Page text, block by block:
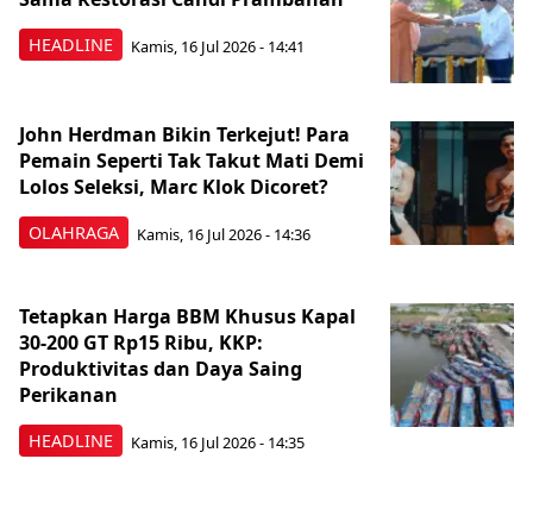
HEADLINE Kamis, 16 Jul 2026 - 14:41
OLAHRAGA
John Herdman Bikin Terkejut! Para
Pemain Seperti Tak Takut Mati Demi
Lolos Seleksi, Marc Klok Dicoret?
Kamis, 16 Jul 2026 - 14:36
HEADLINE
Tetapkan Harga BBM Khusus Kapal
30-200 GT Rp15 Ribu, KKP:
Produktivitas dan Daya Saing
Perikanan
Kamis, 16 Jul 2026 - 14:35